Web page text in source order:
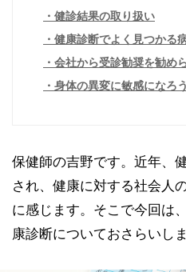
健診結果の取り扱い
健康診断でよく見つかる
会社から受診勧奨を勧め
身体の異変に敏感になろ
保健師の吉野です。近年、
され、健康に対する社会人
に感じます。そこで今回は、
康診断についておさらいし